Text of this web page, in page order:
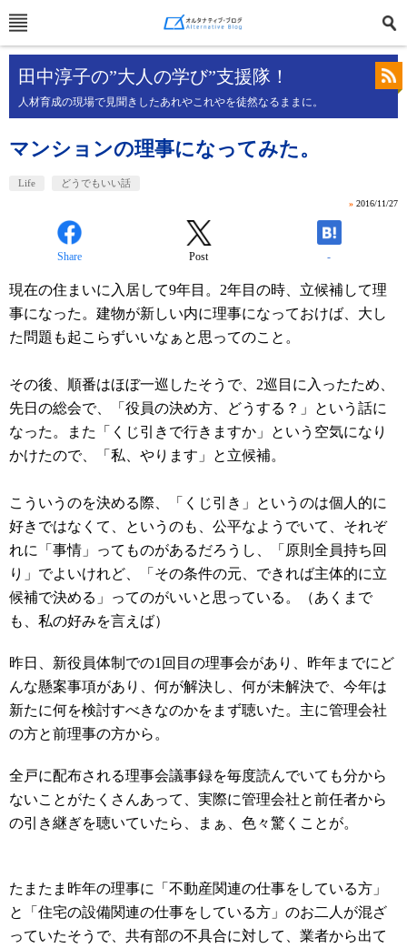
田中淳子の”大人の学び”支援隊！
人材育成の現場で見聞きしたあれやこれやを徒然なるままに。
マンションの理事になってみた。
Life どうでもいい話
» 2016/11/27
Share Post -
現在の住まいに入居して9年目。2年目の時、立候補して理
事になった。建物が新しい内に理事になっておけば、大し
た問題も起こらずいいなぁと思ってのこと。
その後、順番はほぼ一巡したそうで、2巡目に入ったため、
先日の総会で、「役員の決め方、どうする？」という話に
なった。また「くじ引きで行きますか」という空気になり
かけたので、「私、やります」と立候補。
こういうのを決める際、「くじ引き」というのは個人的に
好きではなくて、というのも、公平なようでいて、それぞ
れに「事情」ってものがあるだろうし、「原則全員持ち回
り」でよいけれど、「その条件の元、できれば主体的に立
候補で決める」ってのがいいと思っている。（あくまで
も、私の好みを言えば）
昨日、新役員体制での1回目の理事会があり、昨年までにど
んな懸案事項があり、何が解決し、何が未解決で、今年は
新たに何を検討すべきなのかをまず聴いた。主に管理会社
の方と前理事の方から。
全戸に配布される理事会議事録を毎度読んでいても分から
ないことがたくさんあって、実際に管理会社と前任者から
の引き継ぎを聴いていたら、まぁ、色々驚くことが。
たまたま昨年の理事に「不動産関連の仕事をしている方」
と「住宅の設備関連の仕事をしている方」のお二人が混ざ
っていたそうで、共有部の不具合に対して、業者から出て